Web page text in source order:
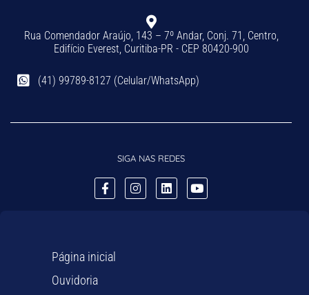
Rua Comendador Araújo, 143 – 7º Andar, Conj. 71, Centro,
Edifício Everest, Curitiba-PR - CEP 80420-900
(41) 99789-8127 (Celular/WhatsApp)
SIGA NAS REDES
Página inicial
Ouvidoria